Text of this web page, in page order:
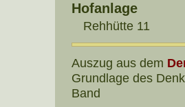
Hofanlage
Rehhütte 11
Auszug aus dem
Grundlage des
Band